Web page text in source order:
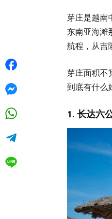
芽庄是越南
东南亚海滩
航程，从吉
芽庄面积不
到底有什么
1. 长达六